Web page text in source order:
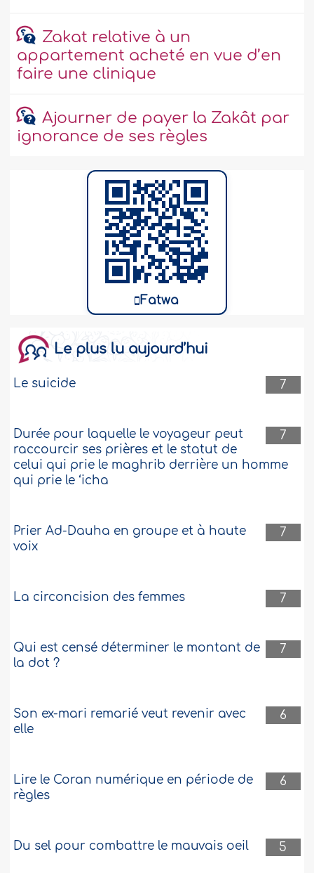
Zakat relative à un
appartement acheté en vue d’en
faire une clinique
Ajourner de payer la Zakât par
ignorance de ses règles
Fatwa
Le plus lu aujourd’hui
7
Le suicide
7
Durée pour laquelle le voyageur peut
raccourcir ses prières et le statut de
celui qui prie le maghrib derrière un homme
qui prie le ‘icha
7
Prier Ad-Dauha en groupe et à haute
voix
7
La circoncision des femmes
7
Qui est censé déterminer le montant de
la dot ?
6
Son ex-mari remarié veut revenir avec
elle
6
Lire le Coran numérique en période de
règles
5
Du sel pour combattre le mauvais oeil